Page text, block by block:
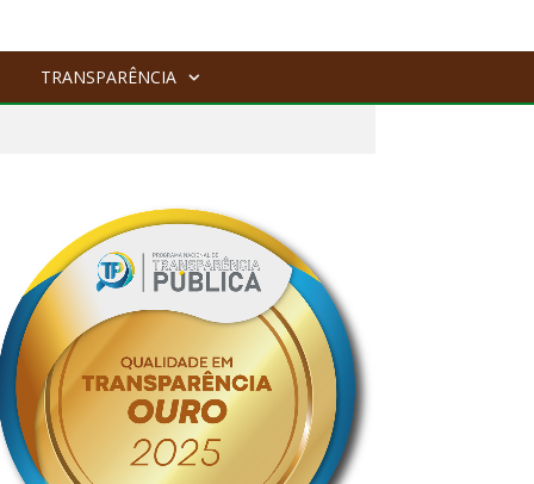
TRANSPARÊNCIA